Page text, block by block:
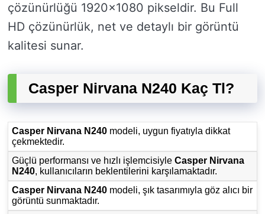
çözünürlüğü 1920×1080 pikseldir. Bu Full
HD çözünürlük, net ve detaylı bir görüntü
kalitesi sunar.
Casper Nirvana N240 Kaç Tl?
Casper Nirvana N240 modeli, uygun fiyatıyla dikkat
çekmektedir.
Güçlü performansı ve hızlı işlemcisiyleCasper Nirvana
N240, kullanıcıların beklentilerini karşılamaktadır.
Casper Nirvana N240 modeli, şık tasarımıyla göz alıcı bir
görüntü sunmaktadır.